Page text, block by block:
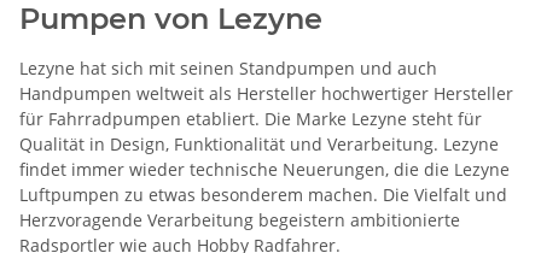
Pumpen von Lezyne
Lezyne hat sich mit seinen Standpumpen und auch
Handpumpen weltweit als Hersteller hochwertiger Hersteller
für Fahrradpumpen etabliert. Die Marke Lezyne steht für
Qualität in Design, Funktionalität und Verarbeitung. Lezyne
findet immer wieder technische Neuerungen, die die Lezyne
Luftpumpen zu etwas besonderem machen. Die Vielfalt und
Herzvoragende Verarbeitung begeistern ambitionierte
Radsportler wie auch Hobby Radfahrer.